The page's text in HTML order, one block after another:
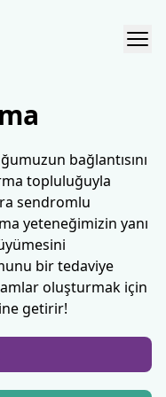
bağlantısını
topluluğuyla
sendromlu
yeteneğimizin yanı
bir tedaviye
oluşturmak için
getirir!